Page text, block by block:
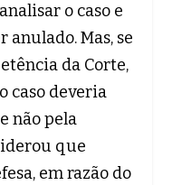
o caso e
anulado. Mas, se
da Corte,
caso deveria
não pela
que
em razão do